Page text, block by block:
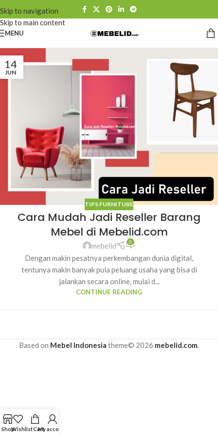
Skip to navigation
Skip to main content
MENU
14
JUN
TIPS FURNITURE
Cara Mudah Jadi Reseller Barang
Mebel di Mebelid.com
mebelid 0
Dengan makin pesatnya perkembangan dunia digital,
tentunya makin banyak pula peluang usaha yang bisa di
jalankan secara online, mulai d...
CONTINUE READING
Based on Mebel Indonesia theme© 2026 mebelid.com.
ShopWishlistCartMy account